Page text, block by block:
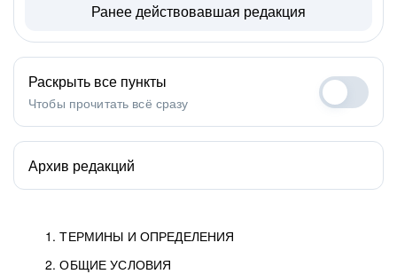
1. ТЕРМИНЫ И ОПРЕДЕЛЕНИЯ
2. ОБЩИЕ УСЛОВИЯ
Ранее действовавшая редакция
Раскрыть все пункты
Чтобы прочитать всё сразу
Архив редакций